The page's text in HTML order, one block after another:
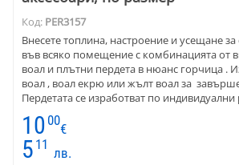
Код: PER3157
Внесете топлина, настроение и усещане
във всяко помещение с комбинацията от
воал и плътни пердета в нюанс горчица .
воал , воал екрю или жълт воал за
Пердетата се изработват по
перделик и готови за окачване .
декоративни калъфки в същия цвят или с
специална цена .
10 00
€
5 11
лв.